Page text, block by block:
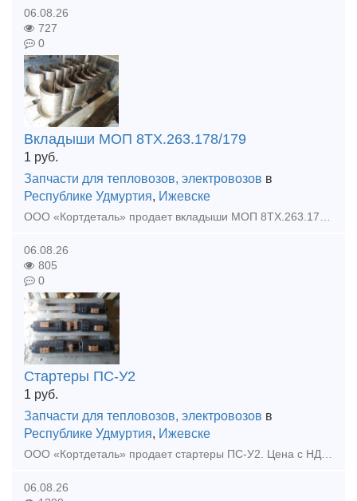
06.08.26
727
0
Вкладыши МОП 8ТХ.263.178/179
1 руб.
Запчасти для тепловозов, электровозов в
Республике Удмуртия, Ижевске
ООО «Кортдеталь» продает вкладыши МОП 8ТХ.263.178/179. Цена с НДС. Организуем доставку из Ижевска.
06.08.26
805
0
Стартеры ПС-У2
1 руб.
Запчасти для тепловозов, электровозов в
Республике Удмуртия, Ижевске
ООО «Кортдеталь» продает стартеры ПС-У2. Цена с НДС. Организуем доставку из Ижевска.
06.08.26